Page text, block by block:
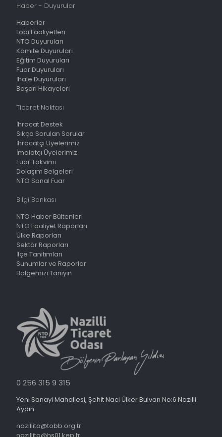
Haber - Duyurular
Haberler
Lobi Faaliyetleri
NTO Duyuruları
Komite Duyuruları
Eğitim Duyuruları
Fuar Duyuruları
İhale Duyuruları
Başarı Hikayeleri
Ticaret Noktası
İhracat Destek
Sıkça Sorulan Sorular
İhracatçı Üyelerimiz
İmalatçı Üyelerimiz
Fuar Takvimi
Dolaşım Belgeleri
NTO Sanal Fuar
Bilgi Bankası
NTO Haber Bültenleri
NTO Faaliyet Raporları
Ülke Raporları
Sektör Raporları
İlçe Tanıtımları
Sunumlar ve Raporlar
Bölgemizi Tanıyın
0 256 315 9 315
Yeni Sanayi Mahallesi, Şehit Naci Ülker Bulvarı No:6 Nazilli
Aydın
nazillito@tobb.org.tr